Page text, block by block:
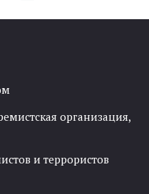
организация,
и террористов